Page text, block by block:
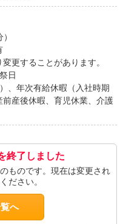
更することがあります。
日
、年次有給休暇（入社時期
産後休暇、育児休業、介護
終了しました
ものです。現在は変更され
ださい。
へ